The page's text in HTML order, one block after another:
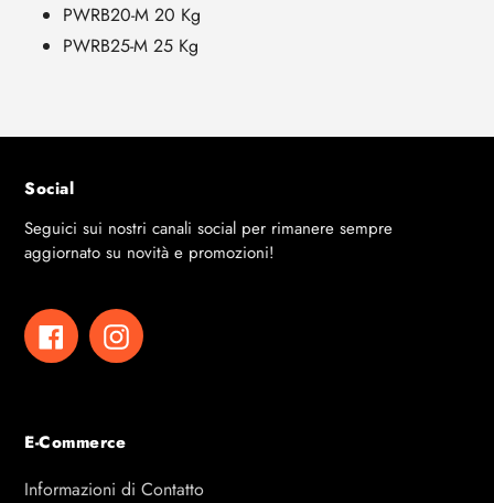
PWRB20-M 20 Kg
PWRB25-M 25 Kg
Social
Seguici sui nostri canali social per rimanere sempre
aggiornato su novità e promozioni!
FacebookInstagram
E-Commerce
Informazioni di Contatto